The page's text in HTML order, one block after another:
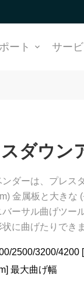
ート サー
ダウン
ダーは、プレス
金属板と大きな
ーサル曲げツー
に曲げたりできま
2500/3200/4200
最大曲げ幅